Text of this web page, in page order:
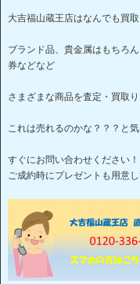
大吉福山蔵王店はなんでも買取
ブランド品、貴金属はもちろ
券などなど
さまざまな商品を査定・買取り
これは売れるのかな？？？と
すぐにお問い合わせください！
ご成約時にプレゼントも用意